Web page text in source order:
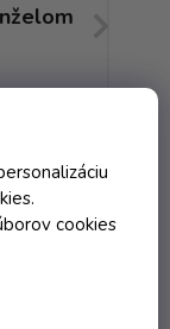
cookies